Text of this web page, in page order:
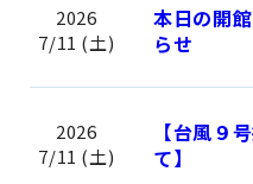
2026
7/11 (土)
本日の開
らせ
2026
7/11 (土)
【台風９
て】